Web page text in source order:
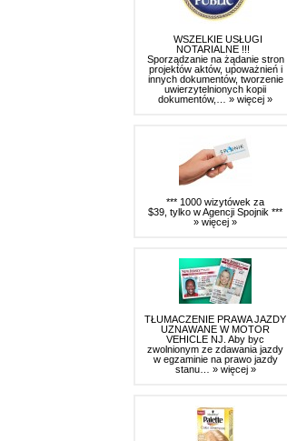
WSZELKIE USŁUGI
NOTARIALNE !!!
Sporządzanie na żądanie stron
projektów aktów, upoważnień i
innych dokumentów, tworzenie
uwierzytelnionych kopii
dokumentów,… » więcej »
*** 1000 wizytówek za
$39, tylko w Agencji Spojnik ***
» więcej »
TŁUMACZENIE PRAWA JAZDY
UZNAWANE W MOTOR
VEHICLE NJ. Aby byc
zwolnionym ze zdawania jazdy
w egzaminie na prawo jazdy
stanu… » więcej »